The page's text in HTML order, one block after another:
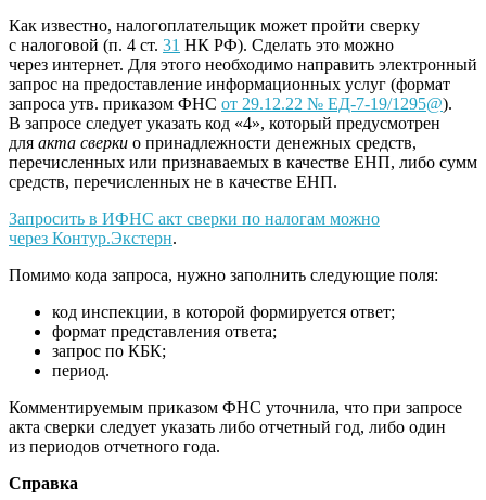
Как известно, налогоплательщик может пройти сверку
с налоговой (п. 4 ст. 31 НК РФ). Сделать это можно
через интернет. Для этого необходимо направить электронный
запрос на предоставление информационных услуг (формат
запроса утв. приказом ФНС от 29.12.22 № ЕД-7-19/1295@).
В запросе следует указать код «4», который предусмотрен
для акта сверки о принадлежности денежных средств,
перечисленных или признаваемых в качестве ЕНП, либо сумм
средств, перечисленных не в качестве ЕНП.
Запросить в ИФНС акт сверки по налогам можно
через Контур.Экстерн.
Помимо кода запроса, нужно заполнить следующие поля:
код инспекции, в которой формируется ответ;
формат представления ответа;
запрос по КБК;
период.
Комментируемым приказом ФНС уточнила, что при запросе
акта сверки следует указать либо отчетный год, либо один
из периодов отчетного года.
Справка